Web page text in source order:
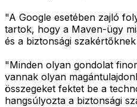
"A Google esetében zajló
tartok, hogy a Maven-ügy
és a biztonsági
"Minden olyan gondolat
vannak olyan
összegeket fektet be a
hangsúlyozta a biztonsági